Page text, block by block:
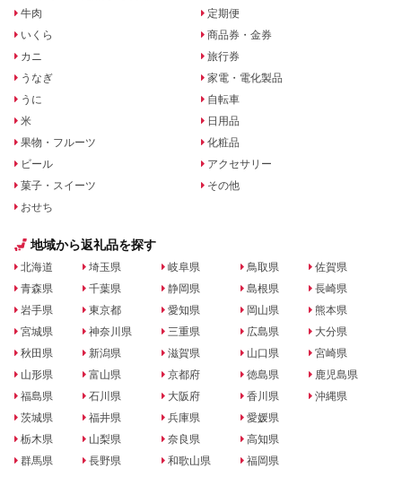
牛肉
いくら
カニ
うなぎ
うに
米
果物・フルーツ
ビール
菓子・スイーツ
おせち
定期便
商品券・金券
旅行券
家電・電化製品
自転車
日用品
化粧品
アクセサリー
その他
地域から返礼品を探す
北海道
青森県
岩手県
宮城県
秋田県
山形県
福島県
茨城県
栃木県
群馬県
埼玉県
千葉県
東京都
神奈川県
新潟県
富山県
石川県
福井県
山梨県
長野県
岐阜県
静岡県
愛知県
三重県
滋賀県
京都府
大阪府
兵庫県
奈良県
和歌山県
鳥取県
島根県
岡山県
広島県
山口県
徳島県
香川県
愛媛県
高知県
福岡県
佐賀県
長崎県
熊本県
大分県
宮崎県
鹿児島県
沖縄県